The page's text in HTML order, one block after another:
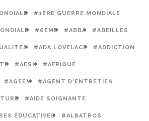
#1ÈRE GUERRE MONDIALE
#6ÈME #ABBA #ABEILLES
#ADA LOVELACE #ADDICTION
#AESH #AFRIQUE
#AGEEM #AGENT D'ENTRETIEN
#AIDE SOIGNANTE
ÉDUCATIVES #ALBATROS